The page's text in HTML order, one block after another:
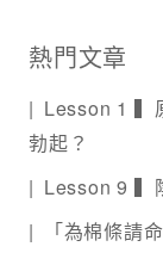
熱門文章
Lesson 1 ▍
勃起？
Lesson 9 ▍
「為棉條請